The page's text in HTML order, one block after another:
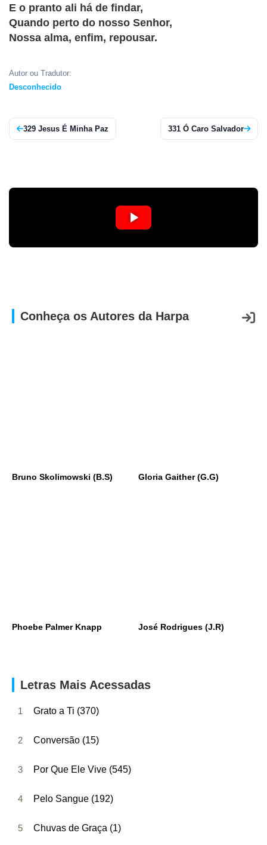
APP
WINDOWS
E o pranto ali há de findar,
Quando perto do nosso Senhor,
Nossa alma, enfim, repousar.
Autor ou Tradutor:
Desconhecido
329 Jesus É Minha Paz 331 Ó Caro Salvador
Conheça os Autores da Harpa
Bruno Skolimowski (B.S) Gloria Gaither (G.G)
Phoebe Palmer Knapp José Rodrigues (J.R)
Letras Mais Acessadas
1 Grato a Ti (370)
2 Conversão (15)
3 Por Que Ele Vive (545)
4 Pelo Sangue (192)
5 Chuvas de Graça (1)